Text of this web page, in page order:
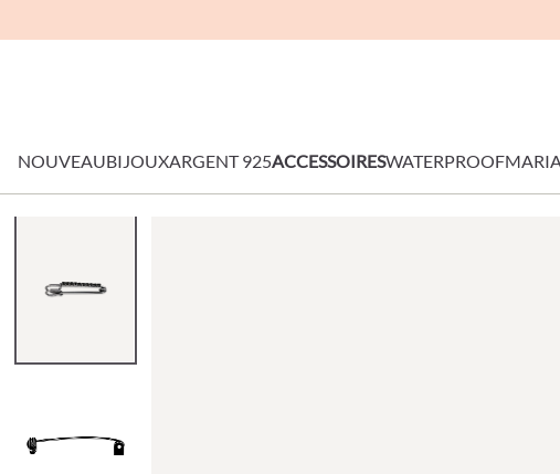
NOUVEAUBIJOUXARGENT 925ACCESSOIRESWATERPROOF